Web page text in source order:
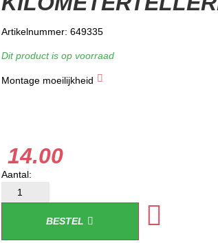
Artikelnummer: 649335
Dit product is op voorraad
Montage moeilijkheid
★ ★
14.00
BESTEL